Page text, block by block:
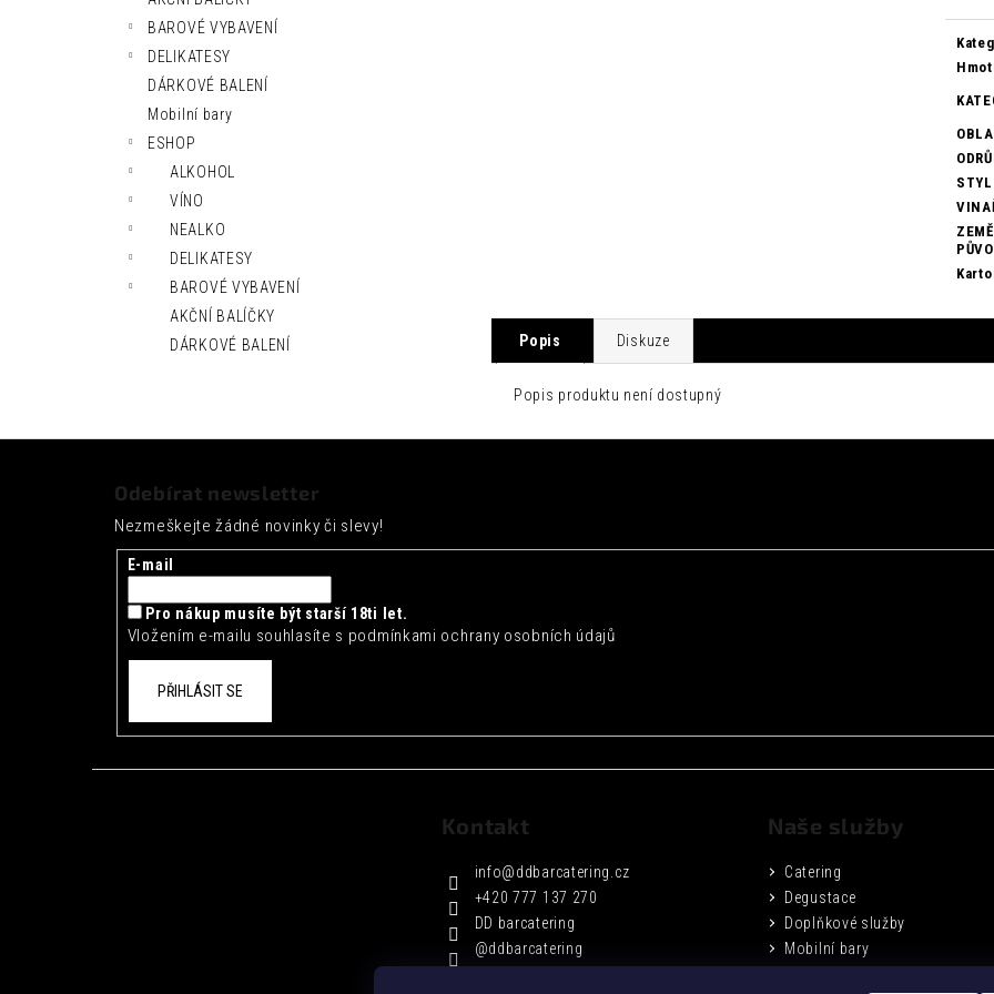
BAROVÉ VYBAVENÍ
DELIKATESY
DÁRKOVÉ BALENÍ
Mobilní bary
ESHOP
ALKOHOL
VÍNO
NEALKO
DELIKATESY
BAROVÉ VYBAVENÍ
AKČNÍ BALÍČKY
DÁRKOVÉ BALENÍ
cena:
ZEMĚ
Popis Diskuze
Popis produktu není dostupný
Odebírat newsletter
Nezmeškejte žádné novinky či slevy!
E-mail
Pro nákup musíte být starší 18ti let.
Vložením e-mailu souhlasíte s podmínkami ochrany osobních údajů
PŘIHLÁSIT SE
Kontakt
info@ddbarcatering.cz
+420 777 137 270
DD barcatering
@ddbarcatering
Naše služby
Catering
Degustace
Doplňkové služby
Mobilní bary